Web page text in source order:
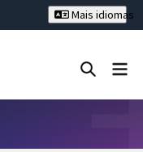
Mais idiomas